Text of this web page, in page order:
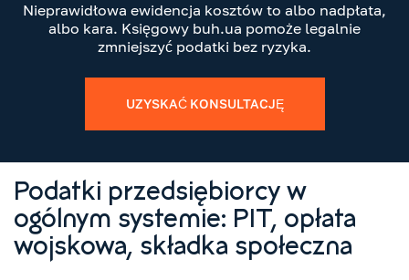
Nieprawidłowa ewidencja kosztów to albo nadpłata,
albo kara. Księgowy buh.ua pomoże legalnie
zmniejszyć podatki bez ryzyka.
UZYSKAĆ KONSULTACJĘ
Podatki przedsiębiorcy w
ogólnym systemie: PIT, opłata
wojskowa, składka społeczna